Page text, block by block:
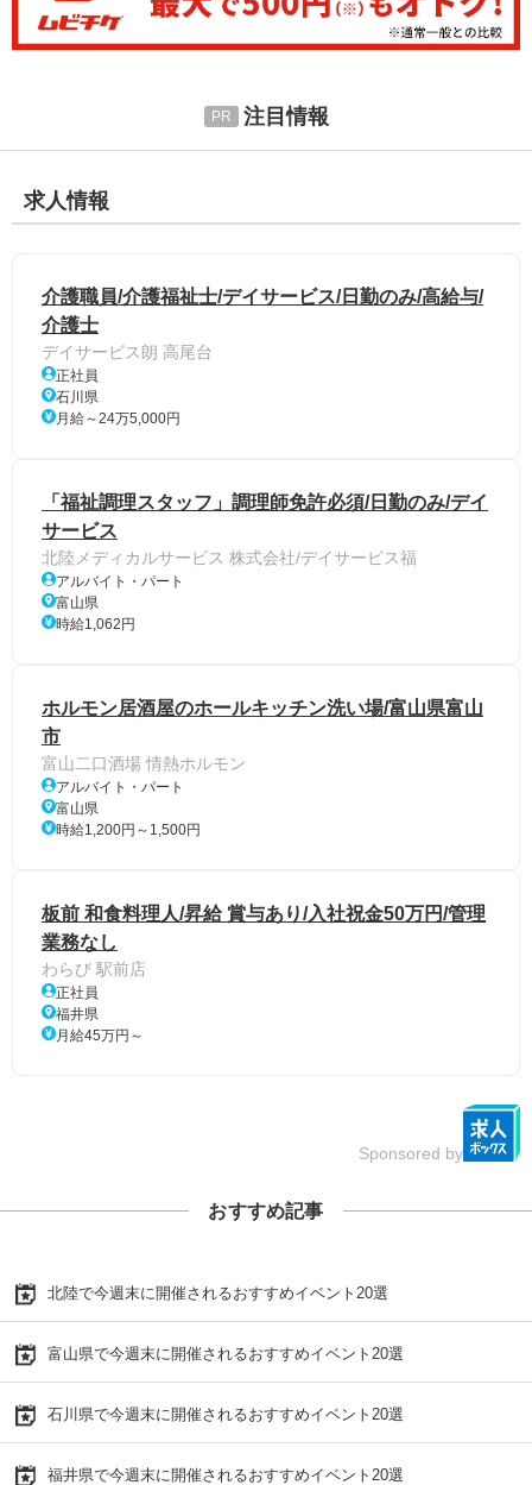
注目情報
求人情報
介護職員/介護福祉士/デイサービス/日勤のみ/高給与/
介護士
デイサービス朗 高尾台
正社員
石川県
月給～24万5,000円
「福祉調理スタッフ」調理師免許必須/日勤のみ/デイ
サービス
北陸メディカルサービス 株式会社/デイサービス福
アルバイト・パート
富山県
時給1,062円
ホルモン居酒屋のホールキッチン洗い場/富山県富山
市
富山二口酒場 情熱ホルモン
アルバイト・パート
富山県
時給1,200円～1,500円
板前 和食料理人/昇給 賞与あり/入社祝金50万円/管理
業務なし
わらび 駅前店
正社員
福井県
月給45万円～
Sponsored by
おすすめ記事
北陸で今週末に開催されるおすすめイベント20選
富山県で今週末に開催されるおすすめイベント20選
石川県で今週末に開催されるおすすめイベント20選
福井県で今週末に開催されるおすすめイベント20選